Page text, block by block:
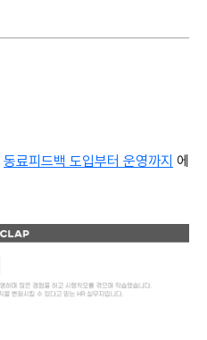
동료피드백 도입부터 운영까지 에